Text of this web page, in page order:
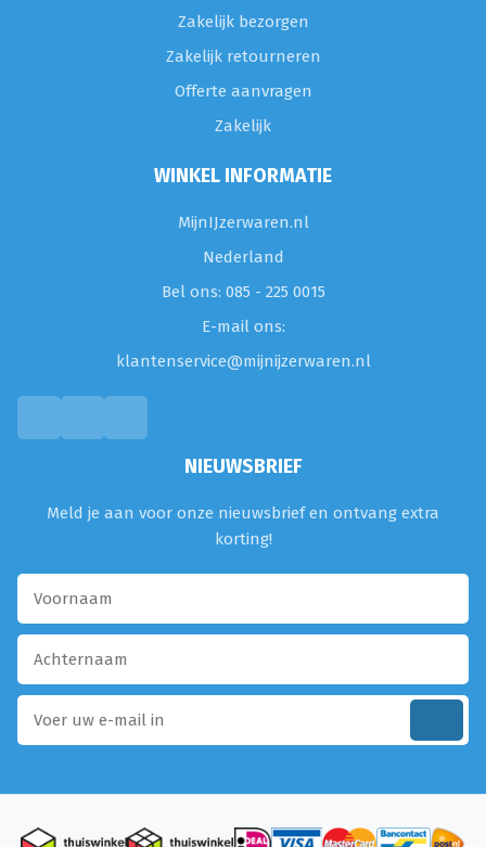
Zakelijk bezorgen
Zakelijk retourneren
Offerte aanvragen
Zakelijk
WINKEL INFORMATIE
MijnIJzerwaren.nl
Nederland
Bel ons: 085 - 225 0015
E-mail ons:
klantenservice@mijnijzerwaren.nl
NIEUWSBRIEF
Meld je aan voor onze nieuwsbrief en ontvang extra
korting!